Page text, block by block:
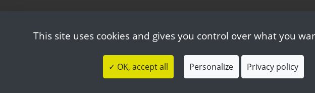
This site uses cookies and gives you control over what you
✓ OK, accept all Personalize Privacy policy